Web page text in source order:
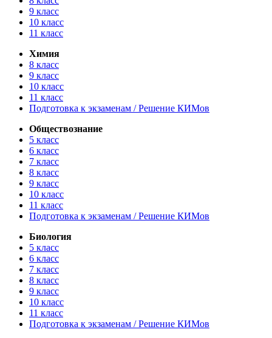
9 класс
10 класс
11 класс
Химия
8 класс
9 класс
10 класс
11 класс
Подготовка к экзаменам / Решение КИМов
Обществознание
5 класс
6 класс
7 класс
8 класс
9 класс
10 класс
11 класс
Подготовка к экзаменам / Решение КИМов
Биология
5 класс
6 класс
7 класс
8 класс
9 класс
10 класс
11 класс
Подготовка к экзаменам / Решение КИМов